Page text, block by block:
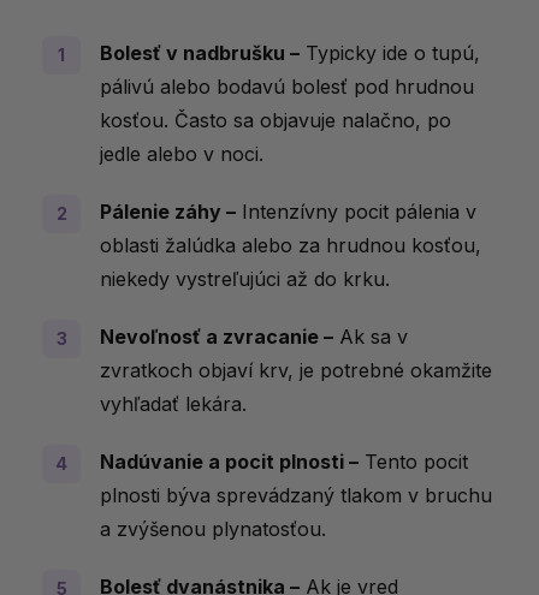
Bolesť v nadbrušku – Typicky ide o tupú,
pálivú alebo bodavú bolesť pod hrudnou
kosťou. Často sa objavuje nalačno, po
jedle alebo v noci.
Pálenie záhy – Intenzívny pocit pálenia v
oblasti žalúdka alebo za hrudnou kosťou,
niekedy vystreľujúci až do krku.
Nevoľnosť a zvracanie – Ak sa v
zvratkoch objaví krv, je potrebné okamžite
vyhľadať lekára.
Nadúvanie a pocit plnosti – Tento pocit
plnosti býva sprevádzaný tlakom v bruchu
a zvýšenou plynatosťou.
Bolesť dvanástnika – Ak je vred